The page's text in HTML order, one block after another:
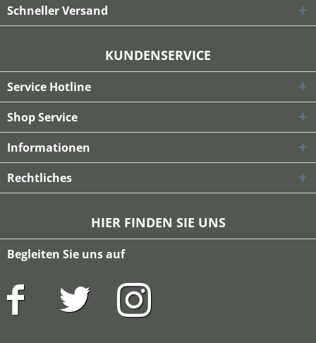
Schneller Versand
KUNDENSERVICE
Service Hotline
Shop Service
Informationen
Rechtliches
HIER FINDEN SIE UNS
Begleiten Sie uns auf